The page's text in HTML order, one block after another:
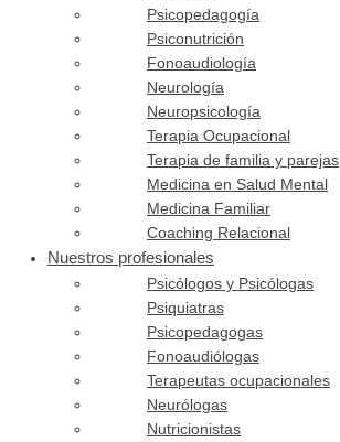
Psicopedagogía
Psiconutrición
Fonoaudiología
Neurología
Neuropsicología
Terapia Ocupacional
Terapia de familia y parejas
Medicina en Salud Mental
Medicina Familiar
Coaching Relacional
Nuestros profesionales
Psicólogos y Psicólogas
Psiquiatras
Psicopedagogas
Fonoaudiólogas
Terapeutas ocupacionales
Neurólogas
Nutricionistas